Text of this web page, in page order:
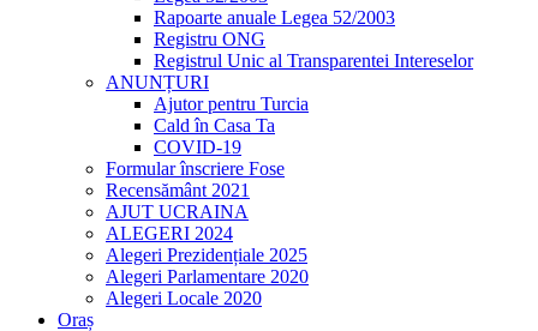
Rapoarte anuale Legea 52/2003
Registru ONG
Registrul Unic al Transparentei Intereselor
ANUNȚURI
Ajutor pentru Turcia
Cald în Casa Ta
COVID-19
Formular înscriere Fose
Recensământ 2021
AJUT UCRAINA
ALEGERI 2024
Alegeri Prezidențiale 2025
Alegeri Parlamentare 2020
Alegeri Locale 2020
Oraș